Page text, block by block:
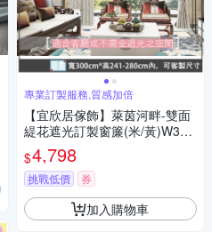
專業訂製服務,質感加倍
【宜欣居傢飾】萊茵河畔-雙面
緹花遮光訂製窗簾(米/黃)W300
*H241-280cm以內
$4,798
挑戰低價 券
加入購物車